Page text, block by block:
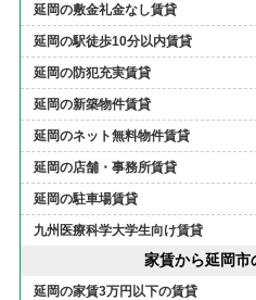
延岡の敷金礼金なし賃貸
延岡の駅徒歩10分以内賃貸
延岡の防犯充実賃貸
延岡の新築物件賃貸
延岡のネット無料物件賃貸
延岡の店舗・事務所賃貸
延岡の駐車場賃貸
九州医療科学大学生向け賃貸
家賃から延岡市
延岡の家賃3万円以下の賃貸